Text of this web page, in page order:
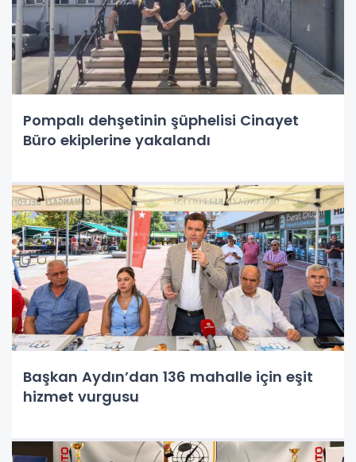
Pompalı dehşetinin şüphelisi Cinayet
Büro ekiplerine yakalandı
Başkan Aydın’dan 136 mahalle için eşit
hizmet vurgusu